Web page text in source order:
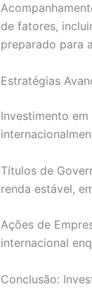
de fatores,
preparado para
Estratégias
Investimento
Títulos de
renda estável,
Ações de
internacional
Conclusão: